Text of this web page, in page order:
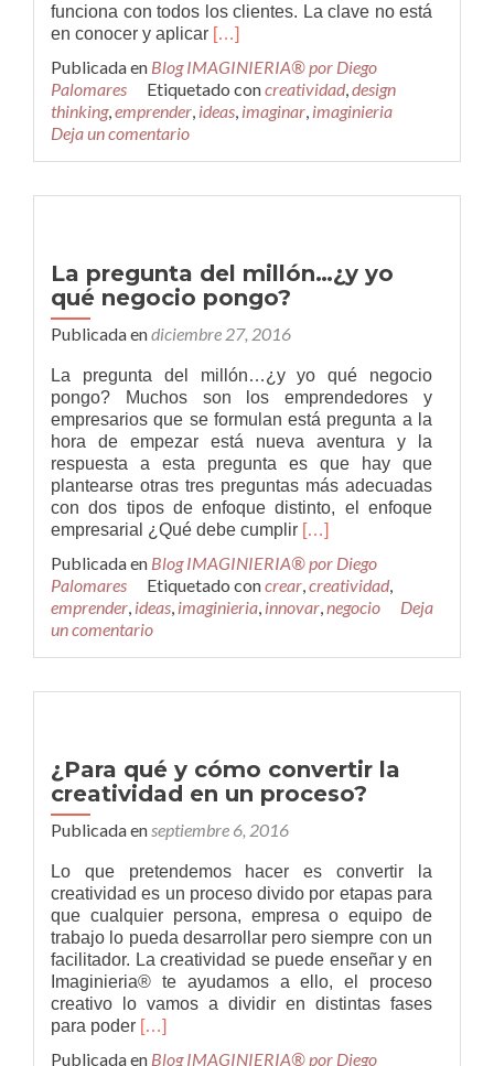
funciona con todos los clientes. La clave no está
en conocer y aplicar Leer
resolver
problemas
y
nuevas
días?
[…]
Publicada en Blog IMAGINIERIA® por Diego
Palomares
Etiquetado concreatividad,design
thinking,emprender, ideas, imaginar, imaginieria
Deja un comentario
La pregunta del millón…¿y yo
qué negocio pongo?
Publicada endiciembre 27, 2016
La pregunta del millón…¿y yo qué negocio
pongo? Muchos son los emprendedores y
empresarios que se formulan está pregunta a la
hora de empezar está nueva aventura y la
respuesta a esta pregunta es que hay que
plantearse otras tres preguntas más adecuadas
con dos tipos de enfoque distinto, el enfoque
empresarial ¿Qué debe cumplir Leer
pregunta
del
millón…
yo
[…]
Publicada en Blog IMAGINIERIA® por Diego
Palomares
Etiquetado concrear,creatividad,
emprender, ideas, imaginieria, innovar,negocio
Deja
un comentario
¿Para qué y cómo convertir la
creatividad en un proceso?
Publicada enseptiembre 6, 2016
Lo que pretendemos hacer es convertir la
creatividad es un proceso divido por etapas para
que cualquier persona, empresa o equipo de
trabajo lo pueda desarrollar pero siempre con un
facilitador. La creatividad se puede enseñar y en
Imaginieria® te ayudamos a ello, el proceso
creativo lo vamos a dividir en distintas fases
para poder Leer
[…]
Publicada en Blog IMAGINIERIA® por Diego